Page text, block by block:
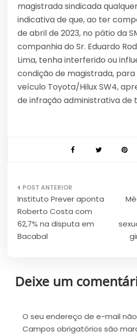
magistrada sindicada
indicativa de que, ao ter
de abril de 2023, no pátio da
companhia do Sr. Eduardo
Lima, tenha interferido ou
condição de magistrada,
veículo Toyota/Hilux SW4,
de infração administrativa de
Navegação
de
Post
Instituto Prever aponta
Roberto Costa com
62,7% na disputa em
Bacabal
Deixe um
O seu endereço de e-mail
Campos obrigatórios são